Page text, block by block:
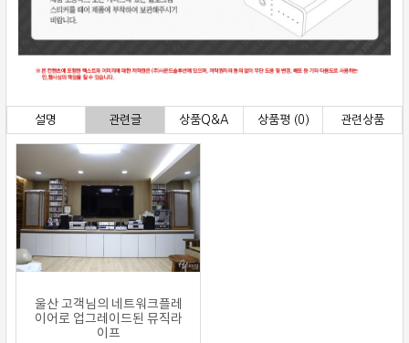
설명 관련글 상품Q&A 상품평 (0) 관련상품
울산 고객님의 네트워크플레
이어로 업그레이드된 뮤직라
이프